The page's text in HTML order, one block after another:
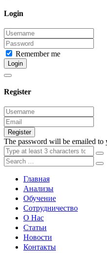
Login
Remember me
Login
Register
Register
The password will be emailed to
Главная
Анализы
Обучение
Сотрудничество
О Нас
Статьи
Новости
Контакты